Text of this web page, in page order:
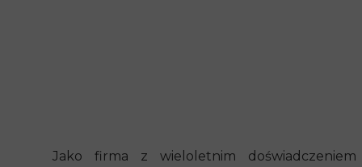
Jako firma z wieloletnim